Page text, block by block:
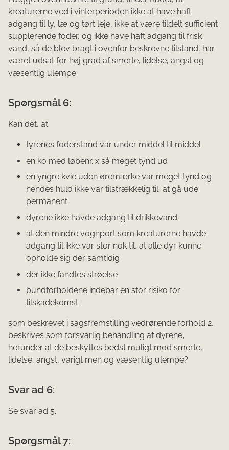
kreaturerne ved i vinterperioden ikke at have haft
adgang til ly, læ og tørt leje, ikke at være tildelt sufficient
supplerende foder, og ikke have haft adgang til frisk
vand, så de blev bragt i ovenfor beskrevne tilstand, har
været udsat for høj grad af smerte, lidelse, angst og
væsentlig ulempe.
Spørgsmål 6:
Kan det, at
tyrenes foderstand var under middel til middel
en ko med løbenr. x så meget tynd ud
en yngre kvie uden øremærke var meget tynd og
hendes huld ikke var tilstrækkelig til at gå ude
permanent
dyrene ikke havde adgang til drikkevand
at den mindre vognport som kreaturerne havde
adgang til ikke var stor nok til, at alle dyr kunne
opholde sig der samtidig
der ikke fandtes strøelse
bundforholdene indebar en stor risiko for
tilskadekomst
som beskrevet i sagsfremstilling vedrørende forhold 2,
beskrives som forsvarlig behandling af dyrene,
herunder at de beskyttes bedst muligt mod smerte,
lidelse, angst, varigt men og væsentlig ulempe?
Svar ad 6:
Se svar ad 5.
Spørgsmål 7: